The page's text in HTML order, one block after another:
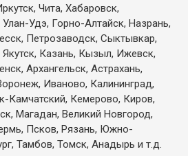
Чита, Хабаровск,
Удэ, Горно-Алтайск, Назрань,
Петрозаводск, Сыктывкар,
Казань, Кызыл, Ижевск,
Архангельск, Астрахань,
Иваново, Калининград,
Камчатский, Кемерово, Киров,
Магадан, Великий Новгород,
Псков, Рязань, Южно-
Тамбов, Томск, Анадырь и т.д.